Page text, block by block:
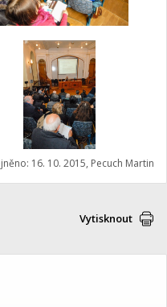
16. 10. 2015, Pecuch Martin
Vytisknout